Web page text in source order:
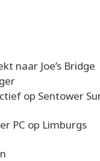
naar Joe’s Bridge
op Sentower
PC op Limburgs